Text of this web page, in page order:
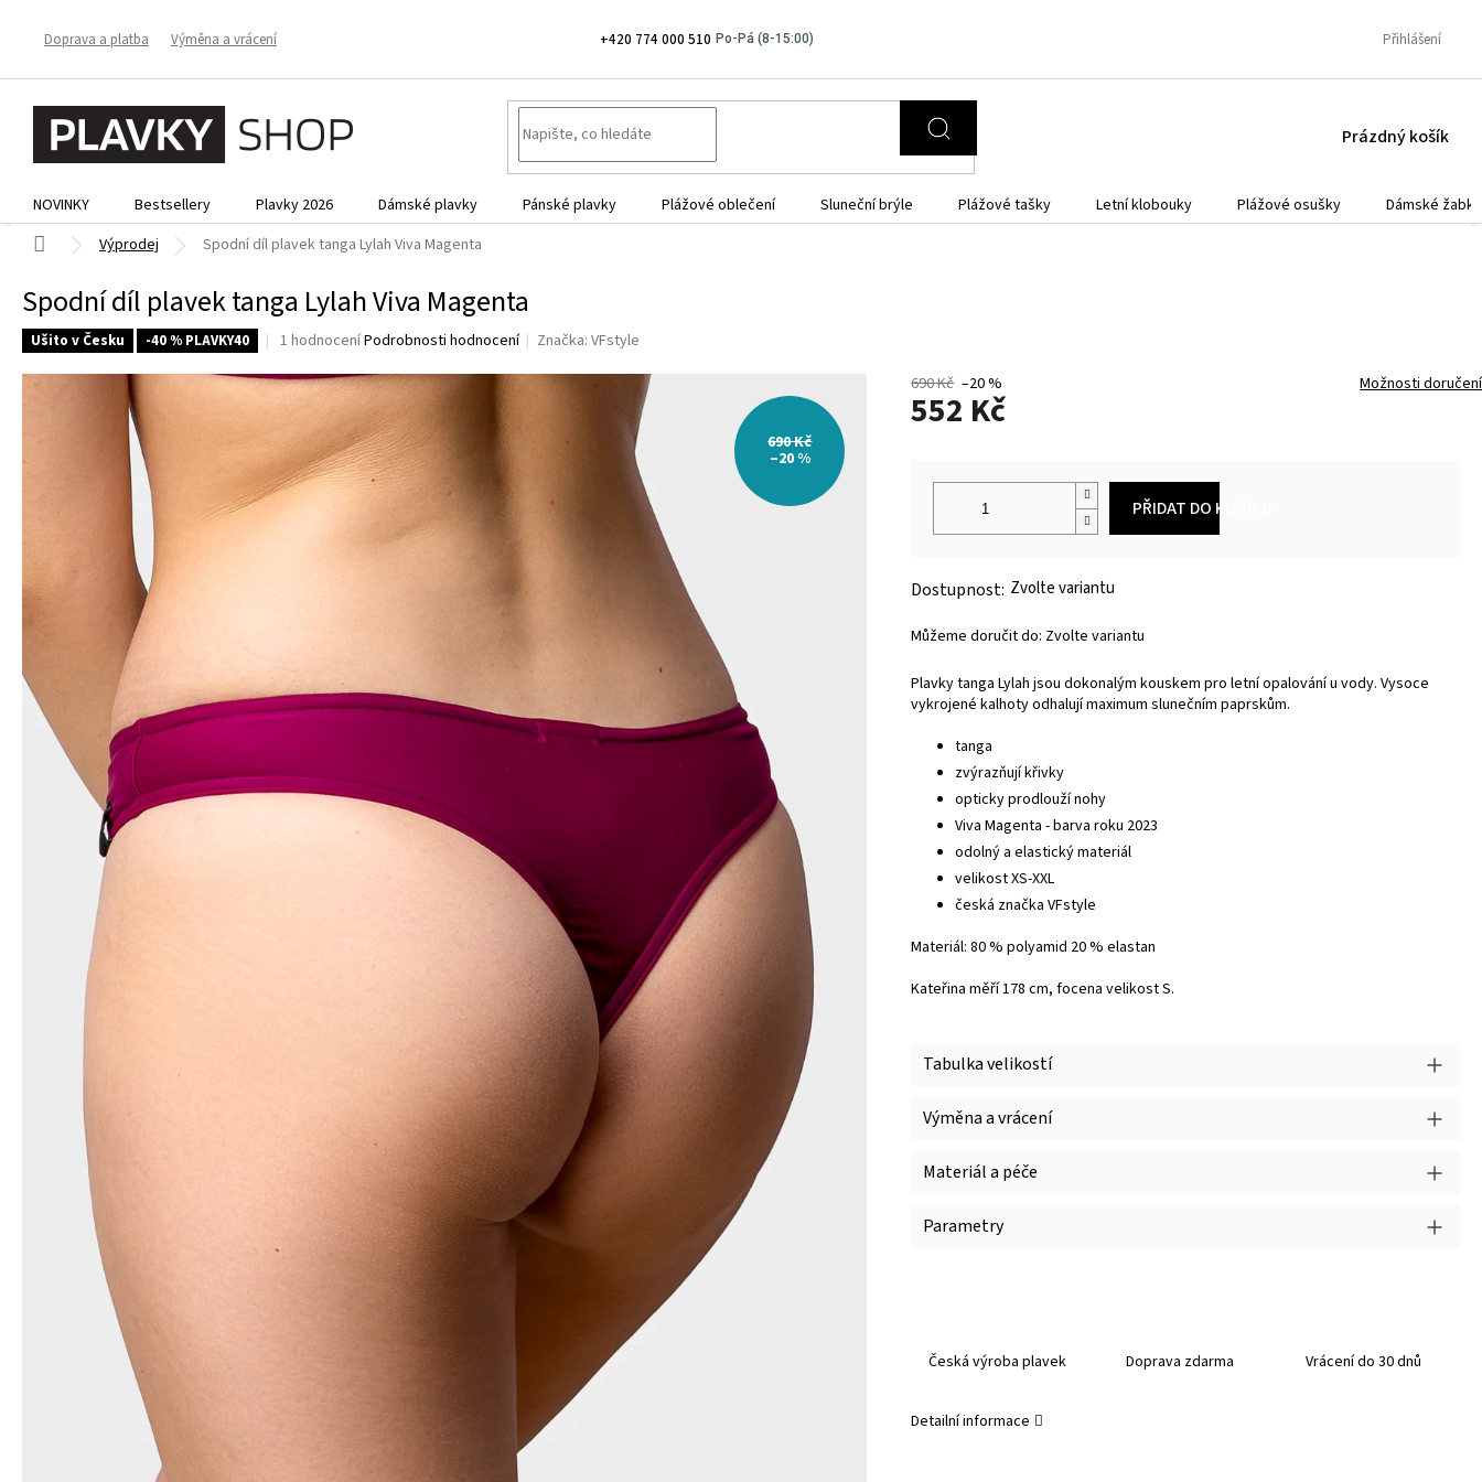
+420 774 000 510
Doprava a platba Výměna a vrácení Přihlášení
NÁKUPNÍ
Prázdný košík
NOVINKY Bestsellery Plavky 2026 Dámské plavky Pánské plavky Plážové oblečení Sluneční brýle Plážové tašky Letní klobouky Plážové osušky
Dámské žabky
Domů
Výprodej Spodní díl plavek tanga Lylah Viva Magenta
Spodní díl plavek tanga Lylah Viva Magenta
Ušito v Česku -40 % PLAVKY40
Průměrné
produktu
je
5
hvězdiček.
1 hodnoceníPodrobnosti hodnocení Značka:VFstyle
690 Kč
–20 %
690 Kč –20 %
552 Kč
Zvolte variantu
Můžeme doručit do: Zvolte variantu
Možnosti doručení
PŘIDAT DO KOŠÍKU
Tabulka velikostí
Výměna a vrácení
Materiál a péče
Parametry
Česká výroba plavek Doprava zdarma Vrácení do 30 dnů
Plavky tanga Lylah jsou dokonalým kouskem pro letní opalování u vody. Vysoce
vykrojené kalhoty odhalují maximum slunečním paprskům.
tanga
zvýrazňují křivky
opticky prodlouží nohy
Viva Magenta - barva roku 2023
odolný a elastický materiál
velikost XS-XXL
česká značka VFstyle
Materiál: 80 % polyamid 20 % elastan
Kateřina měří 178 cm, focena velikost S.
Detailní informace